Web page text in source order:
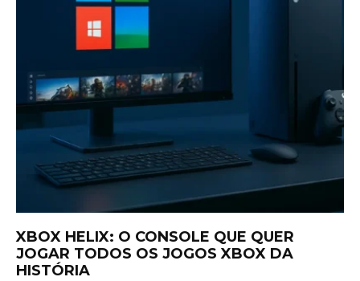
XBOX HELIX: O CONSOLE QUE QUER
JOGAR TODOS OS JOGOS XBOX DA
HISTÓRIA